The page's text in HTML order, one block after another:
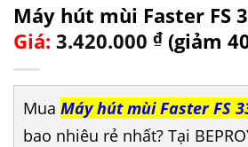
Máy hút mùi Faster FS
Giá: 3.420.000 ₫ (giảm
Mua Máy hút mùi Faster FS
bao nhiêu rẻ nhất? Tại